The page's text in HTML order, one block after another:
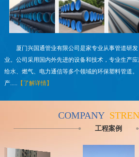
厦门兴国通管业有限公司是家专业从事管道研
业。公司采用国内外先进的设备和技术，专业生产应
给水、燃气、电力通信等多个领域的环保塑料管道
产.....
【了解详情】
COMPANY
工程案例